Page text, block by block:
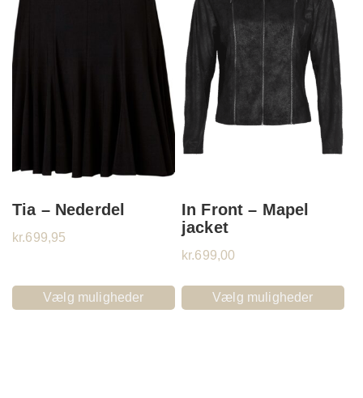
Tia – Nederdel
kr.699,95
Vælg muligheder
In Front – Mapel
jacket
kr.699,00
Vælg muligheder